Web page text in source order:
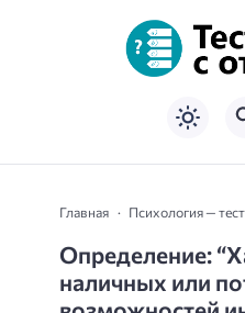
Главная Психология —
Определение:
наличных или